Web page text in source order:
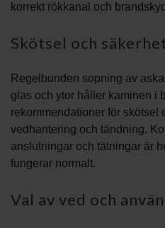
korrekt rökkanal och
Skötsel och
Regelbunden sopning av
glas och ytor håller kaminen i
rekommendationer för skötsel
vedhantering och tändning.
anslutningar och tätningar är
fungerar normalt.
Val av ved och